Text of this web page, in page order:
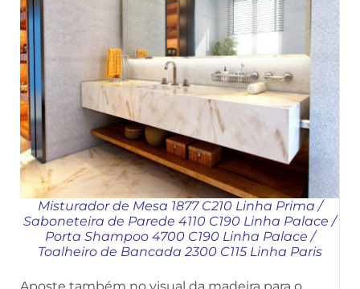
Misturador de Mesa 1877 C210 Linha Prima /
Saboneteira de Parede 4110 C190 Linha Palace /
Porta Shampoo 4700 C190 Linha Palace /
Toalheiro de Bancada 2300 C115 Linha Paris